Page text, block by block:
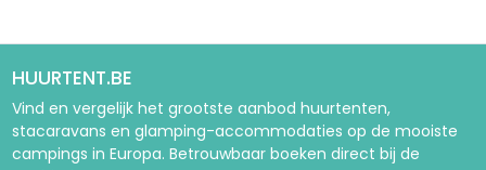
HUURTENT.BE
Vind en vergelijk het grootste aanbod huurtenten,
stacaravans en glamping-accommodaties op de mooiste
campings in Europa. Betrouwbaar boeken direct bij de